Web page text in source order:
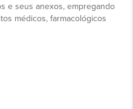
e seus anexos, empregando
médicos, farmacológicos